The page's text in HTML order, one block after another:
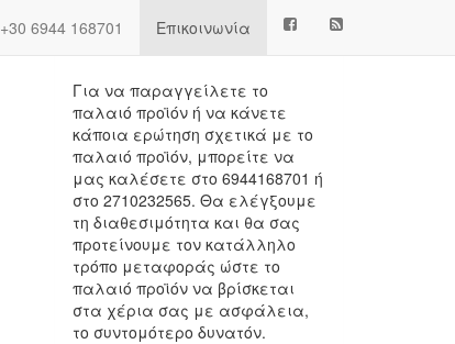
+30 6944 168701 Επικοινωνία (current)
Next
Πληροφορίες
Για να παραγγείλετε το
παλαιό προϊόν ή να κάνετε
κάποια ερώτηση σχετικά με το
παλαιό προϊόν, μπορείτε να
μας καλέσετε στο 6944168701 ή
στο 2710232565. Θα ελέγξουμε
τη διαθεσιμότητα και θα σας
προτείνουμε τον κατάλληλο
τρόπο μεταφοράς ώστε το
παλαιό προϊόν να βρίσκεται
στα χέρια σας με ασφάλεια,
το συντομότερο δυνατόν.